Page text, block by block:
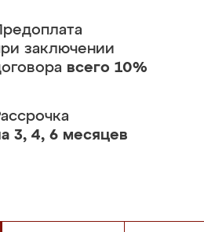
заключении
всего 10%
3, 4, 6 месяцев